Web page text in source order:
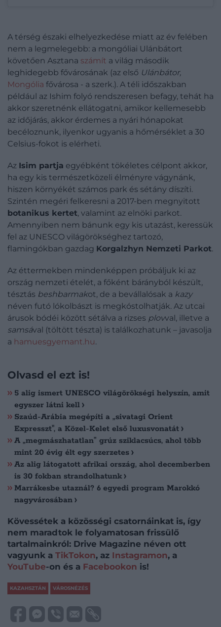
A térség északi elhelyezkedése miatt az év felében
nem a legmelegebb: a mongóliai Ulánbátort
követően Asztana számít a világ második
leghidegebb fővárosának (az első Ulánbátor,
Mongólia fővárosa - a szerk.). A téli időszakban
például az Ishim folyó rendszeresen befagy, tehát ha
akkor szeretnénk ellátogatni, amikor kellemesebb
az időjárás, akkor érdemes a nyári hónapokat
becéloznunk, ilyenkor ugyanis a hőmérséklet a 30
Celsius-fokot is elérheti.
Az Isim partja egyébként tökéletes célpont akkor,
ha egy kis természetközeli élményre vágynánk,
hiszen környékét számos park és sétány díszíti.
Szintén megéri felkeresni a 2017-ben megnyitott
botanikus kertet, valamint az elnöki parkot.
Amennyiben nem bánunk egy kis utazást, keressük
fel az UNESCO világörökséghez tartozó,
flamingókban gazdag Korgalzhyn Nemzeti Parkot.
Az éttermekben mindenképpen próbáljuk ki az
ország nemzeti ételét, a főként bárányból készült,
tésztás beshbarmakot, de a bevállalósak a kazy
néven futó lókolbászt is megkóstolhatják. Az utcai
árusok bódéi között sétálva a rizses plovval, illetve a
samsával (töltött tészta) is találkozhatunk – javasolja
a hamuesgyemant.hu.
Olvasd el ezt is!
5 alig ismert UNESCO világörökségi helyszín, amit
egyszer látni kell
Szaúd-Arábia megépíti a „sivatagi Orient
Expresszt", a Közel-Kelet első luxusvonatát
A „megmászhatatlan” grúz sziklacsúcs, ahol több
mint 20 évig élt egy szerzetes
Az alig látogatott afrikai ország, ahol decemberben
is 30 fokban strandolhatunk
Marrákesbe utaznál? 6 egyedi program Marokkó
nagyvárosában
Kövessétek a közösségi csatornáinkat is, így
nem maradtok le folyamatosan frissülő
tartalmainkról: Drive Magazine néven ott
vagyunk a TikTokon, az Instagramon, a
YouTube-on és a Facebookon is!
KAZAHSZTÁN VÁROSNÉZÉS